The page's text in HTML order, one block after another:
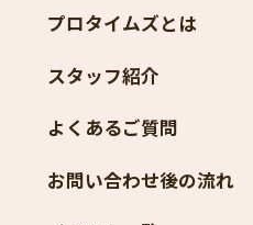
プロタイムズとは
スタッフ紹介
よくあるご質問
お問い合わせ後の流れ